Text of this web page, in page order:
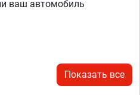
ваш автомобиль
Показать все